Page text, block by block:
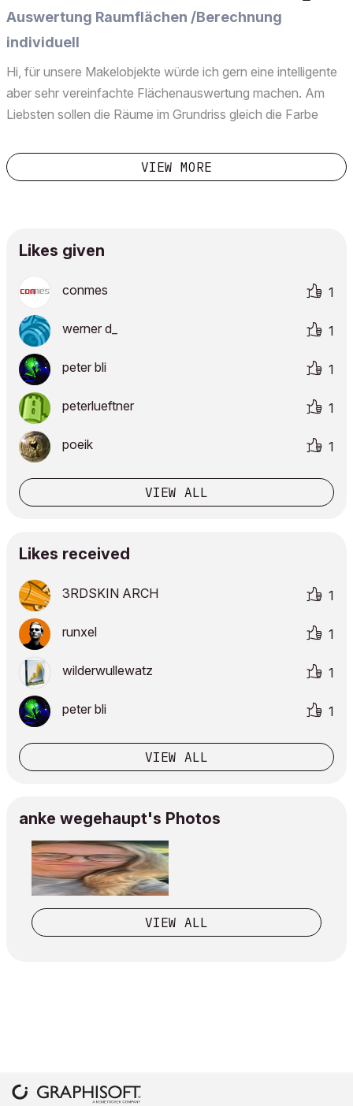
Auswertung Raumflächen /Berechnung
individuell
Hi, für unsere Makelobjekte würde ich gern eine intelligente
aber sehr vereinfachte Flächenauswertung machen. Am
Liebsten sollen die Räume im Grundriss gleich die Farbe
nicht hin)Dann möchte ich nach Kategorie die ...
VIEW MORE
Likes given
conmes 1
werner d_ 1
peter bli 1
peterlueftner 1
poeik 1
VIEW ALL
Likes received
3RDSKIN ARCH 1
runxel 1
wilderwullewatz 1
peter bli 1
VIEW ALL
anke wegehaupt's Photos
VIEW ALL